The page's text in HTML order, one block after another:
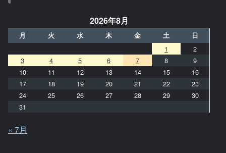
2026年8月
月 火 水 木 金 土 日
1
2
3
4 5 6 7 8
9
10
11 12 13 14 15
16
17
18 19 20 21 22
23
24
25 26 27 28 29
30
31
« 7月